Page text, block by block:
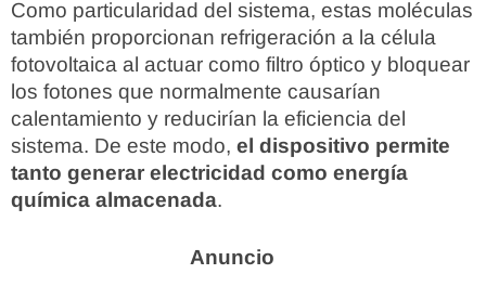
Como particularidad del sistema, estas moléculas
también proporcionan refrigeración a la célula
fotovoltaica al actuar como filtro óptico y bloquear
los fotones que normalmente causarían
calentamiento y reducirían la eficiencia del
sistema. De este modo, el dispositivo permite
tanto generar electricidad como energía
química almacenada.